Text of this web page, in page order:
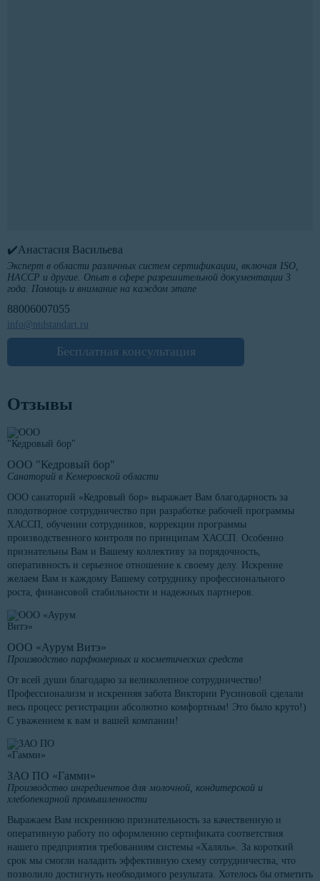
✔️Анастасия Васильева
Эксперт в области различных систем сертификации, включая ISO,
HACCP и другие. Опыт в сфере разрешительной документации 3
года. Помощь и внимание на каждом этапе
88006007055
info@ntdstandart.ru
Бесплатная консультация
Отзывы
ООО "Кедровый бор"
Санаторий в Кемеровской области
ООО санаторий «Кедровый бор» выражает Вам благодарность за
плодотворное сотрудничество при разработке рабочей программы
ХАССП, обучении сотрудников, коррекции программы
производственного контроля по принципам ХАССП. Особенно
признательны Вам и Вашему коллективу за порядочность,
оперативность и серьезное отношение к своему делу. Искренне
желаем Вам и каждому Вашему сотруднику профессионального
роста, финансовой стабильности и надежных партнеров.
ООО «Аурум Витэ»
Производство парфюмерных и косметических средств
От всей души благодарю за великолепное сотрудничество!
Профессионализм и искренняя забота Виктории Русиновой сделали
весь процесс регистрации абсолютно комфортным! Это было круто!)
С уважением к вам и вашей компании!
ЗАО ПО «Гамми»
Производство ингредиентов для молочной, кондитерской и
хлебопекарной промышленности
Выражаем Вам искреннюю признательность за качественную и
оперативную работу по оформлению сертификата соответствия
нашего предприятия требованиям системы «Халяль». За короткий
срок мы смогли наладить эффективную схему сотрудничества, что
позволило достигнуть необходимого результата. Хотелось бы отметить